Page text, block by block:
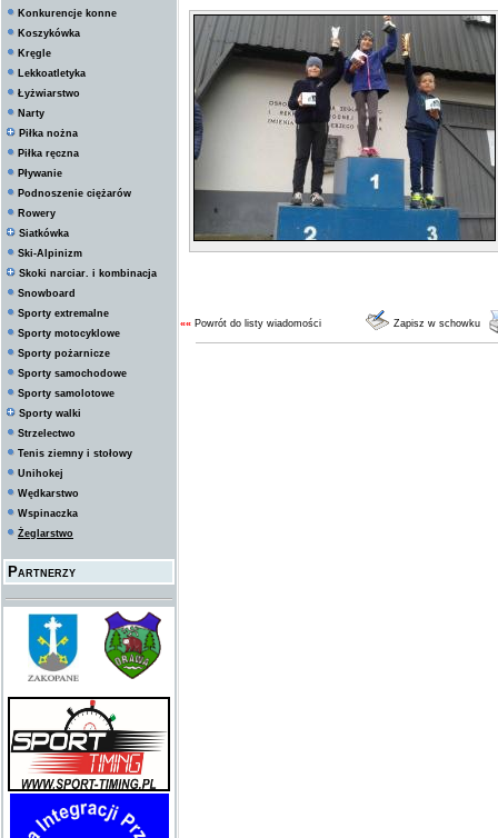
Konkurencje konne
Koszykówka
Kręgle
Lekkoatletyka
Łyżwiarstwo
Narty
Piłka nożna
Piłka ręczna
Pływanie
Podnoszenie ciężarów
Rowery
Siatkówka
Ski-Alpinizm
Skoki narciar. i kombinacja
Snowboard
Sporty extremalne
Sporty motocyklowe
Sporty pożarnicze
Sporty samochodowe
Sporty samolotowe
Sporty walki
Strzelectwo
Tenis ziemny i stołowy
Unihokej
Wędkarstwo
Wspinaczka
Żeglarstwo
Partnerzy
«« Powrót do listy wiadomości Zapisz w schowku